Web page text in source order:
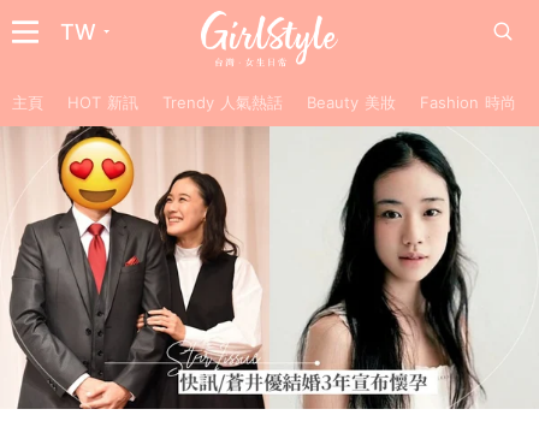
TW
主頁 HOT 新訊 Trendy 人氣熱話 Beauty 美妝 Fashion 時尚